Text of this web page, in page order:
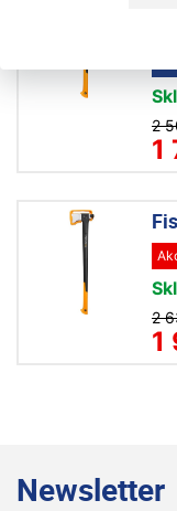
2
1
2
1
Newsletter